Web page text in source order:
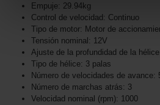
Empuje: 29.94kg
Control de velocidad: Continuo
Tipo de motor: Motor de
Tensión nominal: 12V
Ajuste de la profundidad de la
Tipo de hélice: 3 palas
Número de velocidades de avance:
Número de marchas atrás: 3
Velocidad nominal (rpm): 1000